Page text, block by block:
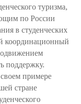
туризма,
по России
в студенческих
координационный
поддержку.
примере
стране